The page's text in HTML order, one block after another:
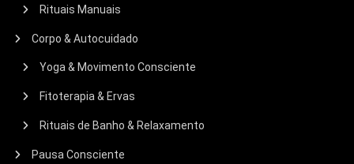
Rituais Manuais
Corpo & Autocuidado
Yoga & Movimento Consciente
Fitoterapia & Ervas
Rituais de Banho & Relaxamento
Pausa Consciente